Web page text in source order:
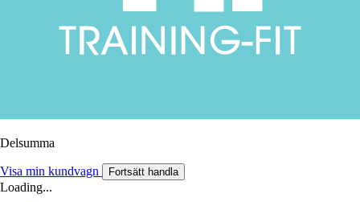
Delsumma
Visa min kundvagn Fortsätt handla
Loading...